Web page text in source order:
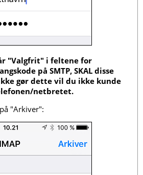
"Valgfrit" i feltene for
på SMTP, SKAL disse
gør dette vil du ikke kunde
netbretet.
"Arkiver":